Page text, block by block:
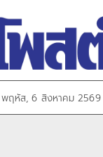
พฤหัส, 6 สิงหาคม 2569